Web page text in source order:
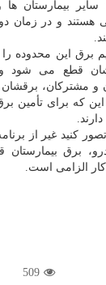
سایر بیمارستان
هستند و در زمان
برق این محدوده
قطع می شود
و مشترکان،
که برای تأمین
کنید غیر از
برق
کار الزامی است.
509